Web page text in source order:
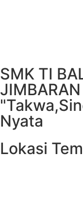
SMK TI
JIMBARAN
Nyata
Lokasi